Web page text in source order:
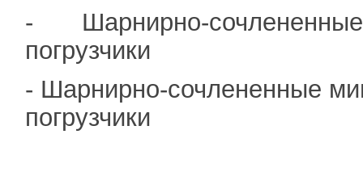
- Шарнирно-
погрузчики
- Шарнирно-сочлененные
погрузчики